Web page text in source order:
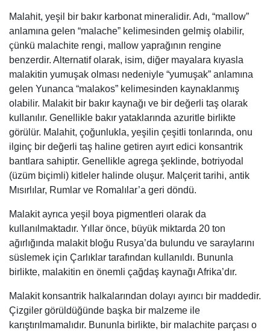
Malahit, yeşil bir bakır karbonat mineralidir. Adı, “mallow”
anlamına gelen “malache” kelimesinden gelmiş olabilir,
çünkü malachite rengi, mallow yaprağının rengine
benzerdir. Alternatif olarak, isim, diğer mayalara kıyasla
malakitin yumuşak olması nedeniyle “yumuşak” anlamına
gelen Yunanca “malakos” kelimesinden kaynaklanmış
olabilir. Malakit bir bakır kaynağı ve bir değerli taş olarak
kullanılır. Genellikle bakır yataklarında azuritle birlikte
görülür. Malahit, çoğunlukla, yeşilin çeşitli tonlarında, onu
ilginç bir değerli taş haline getiren ayırt edici konsantrik
bantlara sahiptir. Genellikle agrega şeklinde, botriyodal
(üzüm biçimli) kitleler halinde oluşur. Malçerit tarihi, antik
Mısırlılar, Rumlar ve Romalılar’a geri döndü.
Malakit ayrıca yeşil boya pigmentleri olarak da
kullanılmaktadır. Yıllar önce, büyük miktarda 20 ton
ağırlığında malakit bloğu Rusya’da bulundu ve saraylarını
süslemek için Çarlıklar tarafından kullanıldı. Bununla
birlikte, malakitin en önemli çağdaş kaynağı Afrika’dır.
Malakit konsantrik halkalarından dolayı ayırıcı bir maddedir.
Çizgiler görüldüğünde başka bir malzeme ile
karıştırılmamalıdır. Bununla birlikte, bir malachite parçası o